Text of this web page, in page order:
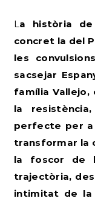
La història de Sant Boi de Llobregat, i en
concret la del
les
sacsejar
família Vallejo,
la
perfecte per a
transformar la
la foscor de
trajectòria,
intimitat de la